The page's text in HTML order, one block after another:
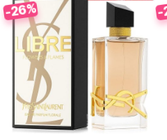
-26% -